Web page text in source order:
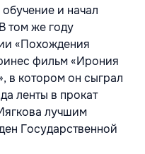
и начал
том же году
«Похождения
фильм «Ирония
в котором он сыграл
ленты в прокат
лучшим
Государственной